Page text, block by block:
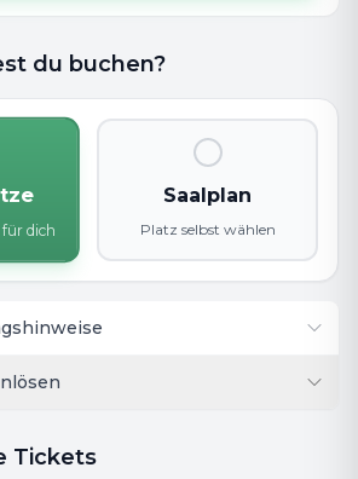
du buchen?
für dich
Saalplan
Platz selbst wählen
Tickets